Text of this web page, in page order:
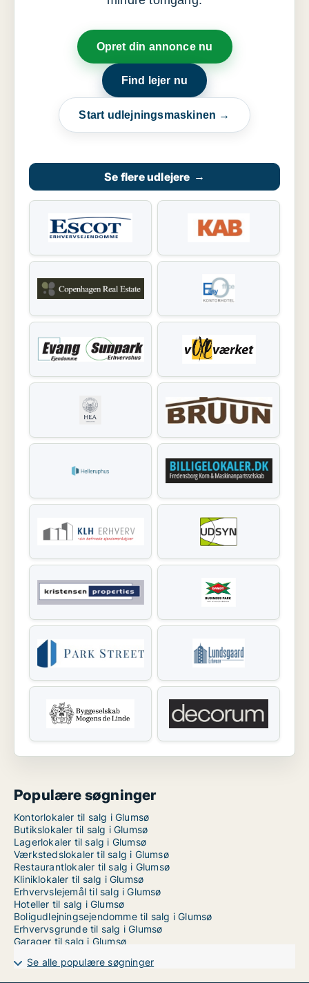
Opret din annonce nu
Find lejer nu
Start udlejningsmaskinen →
Se flere udlejere →
Populære søgninger
Kontorlokaler til salg i Glumsø
Butikslokaler til salg i Glumsø
Lagerlokaler til salg i Glumsø
Værkstedslokaler til salg i Glumsø
Restaurantlokaler til salg i Glumsø
Kliniklokaler til salg i Glumsø
Erhvervslejemål til salg i Glumsø
Hoteller til salg i Glumsø
Boligudlejningsejendomme til salg i Glumsø
Erhvervsgrunde til salg i Glumsø
Garager til salg i Glumsø
Se alle populære søgninger